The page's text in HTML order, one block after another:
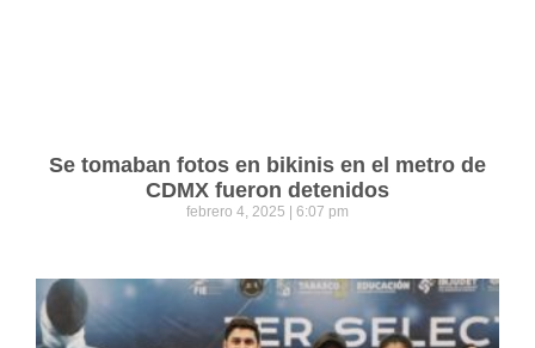
Se tomaban fotos en bikinis en el metro de
CDMX fueron detenidos
febrero 4, 2025 6:07 pm